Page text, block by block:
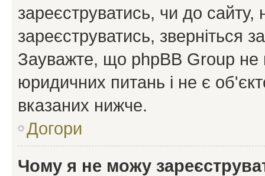
зареєструватись, чи до
зареєструватись, зверніться
Зауважте, що phpBB Group не
юридичних питань і не є
вказаних нижче.
Догори
Чому я не можу